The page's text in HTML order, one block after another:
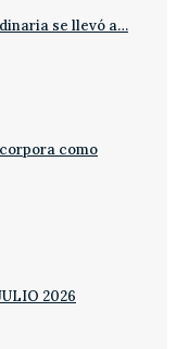
se llevó a…
como
2026